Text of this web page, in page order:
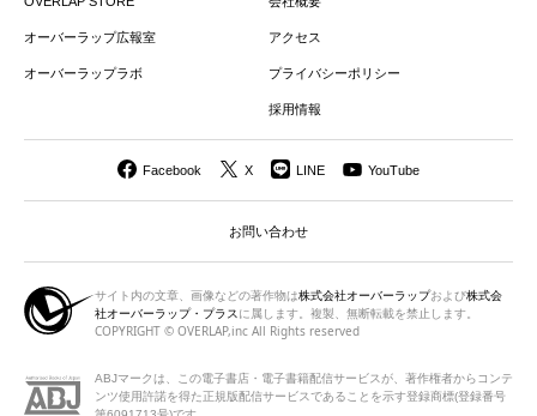
オーバーラップ広報室
オーバーラップラボ
アクセス
プライバシーポリシー
採用情報
Facebook X LINE YouTube
お問い合わせ
サイト内の文章、画像などの著作物は株式会社オーバーラップおよび株式会
社オーバーラップ・プラス に属します。複製、無断転載を禁止します。
COPYRIGHT © OVERLAP,inc All Rights reserved
ABJマークは、この電子書店・電子書籍配信サービスが、著作権者からコンテ
ンツ使用許諾を得た正規版配信サービスであることを示す登録商標(登録番号